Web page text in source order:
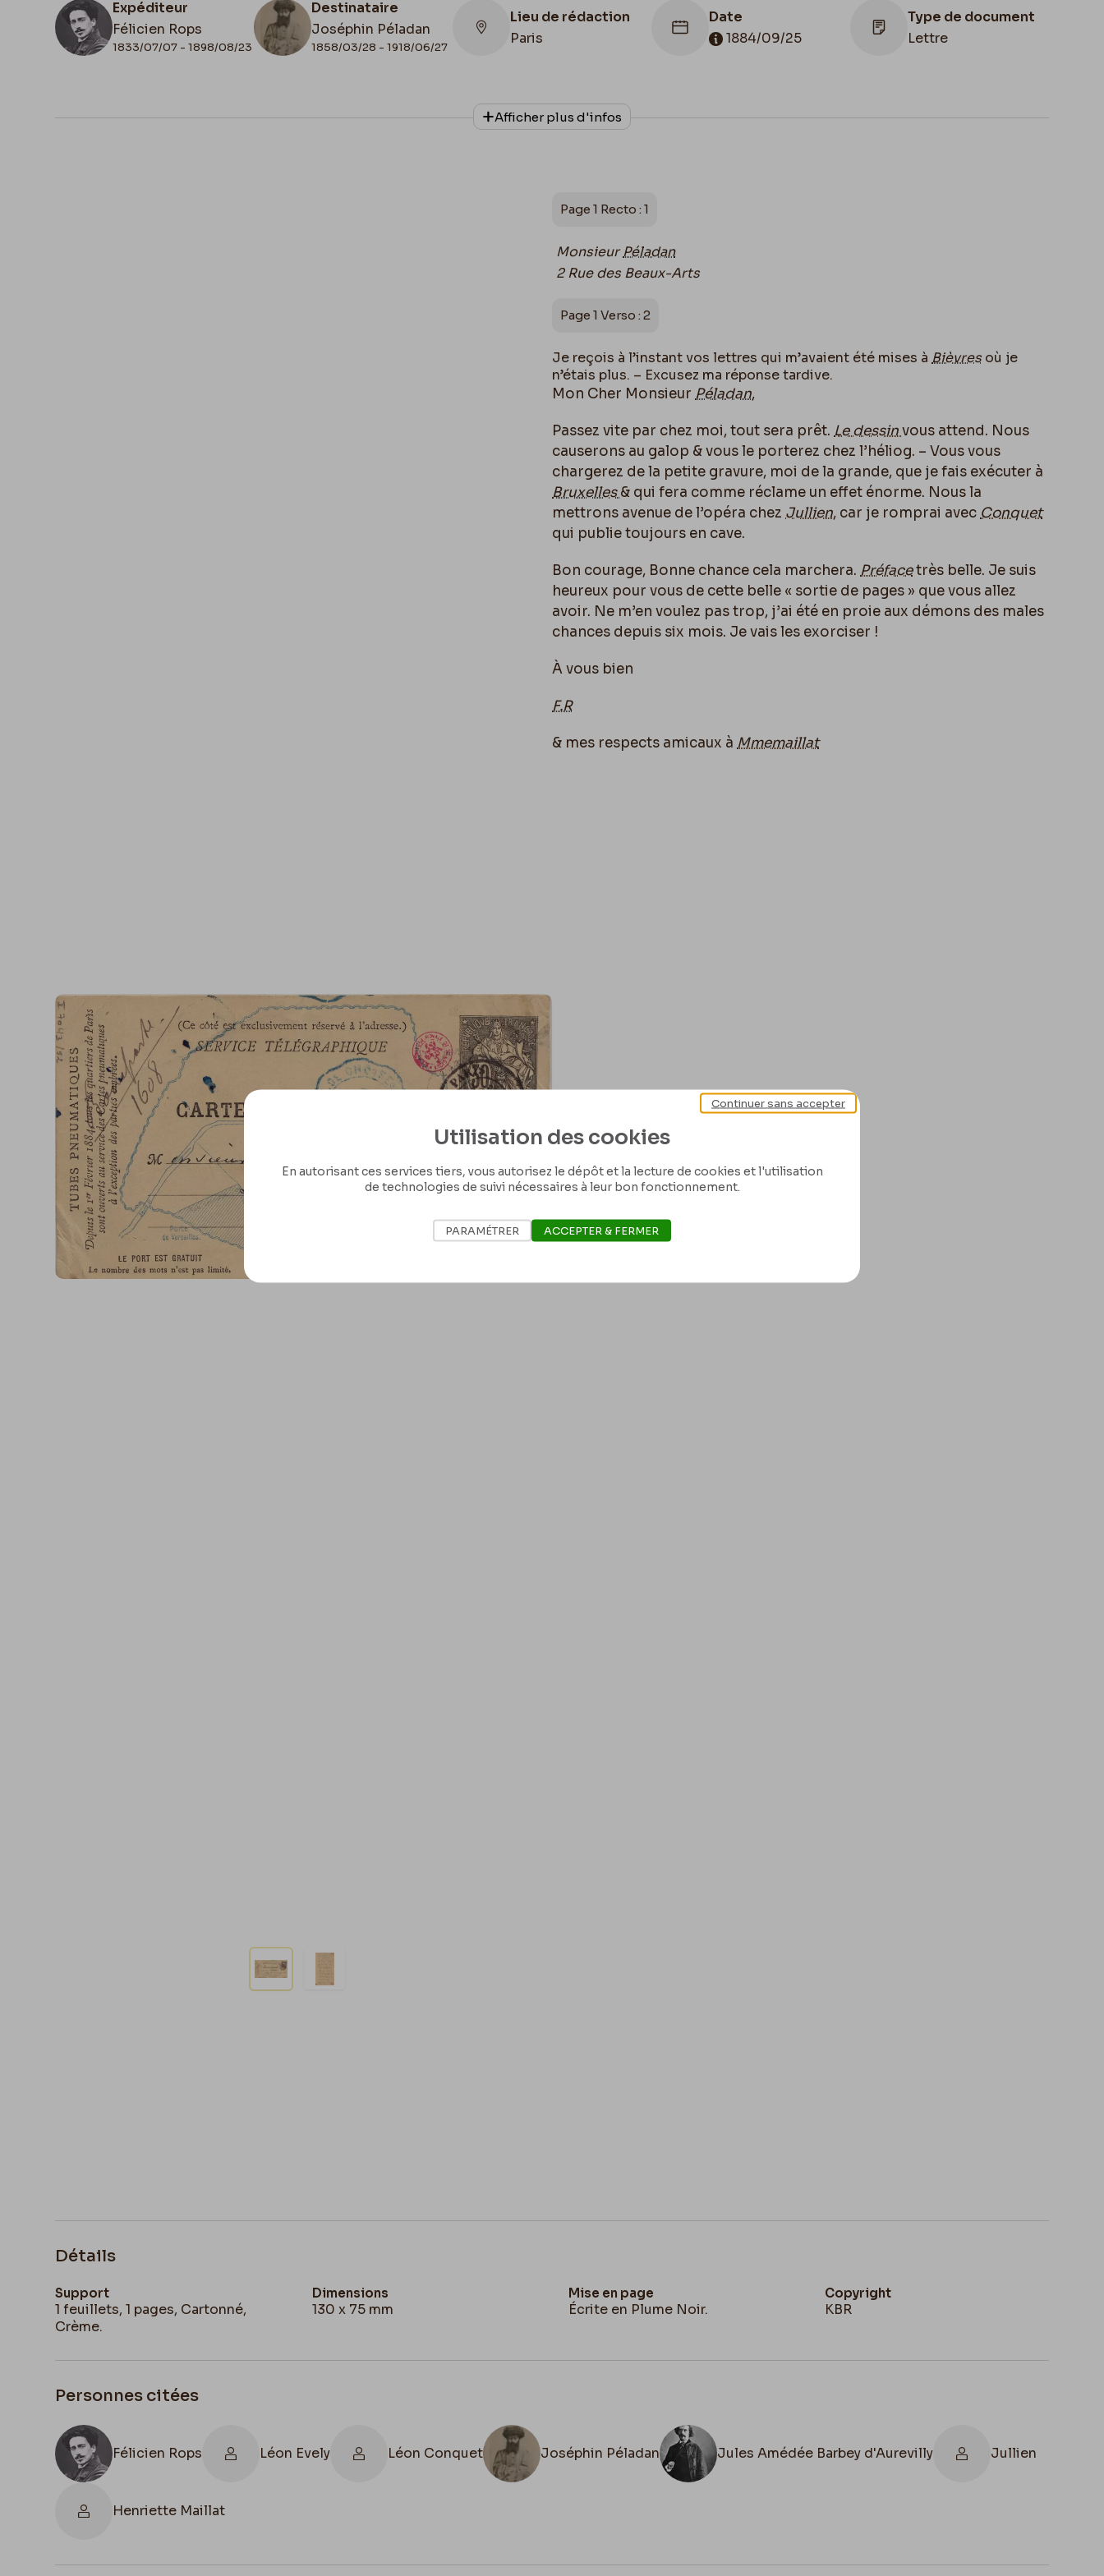
Expéditeur
Félicien Rops
1833/07/07 - 1898/08/23
Destinataire
Joséphin Péladan
1858/03/28 - 1918/06/27
Lieu de rédaction
Paris
Date
1884/09/25
Type de document
Lettre
Date de fin
1884/09/25
Afficher plus d'infos
Page 1 Recto : 1
MonsieurPéladan
2 Rue des Beaux-Arts
Page 1 Verso : 2
Je reçois à l’instant vos lettres qui m’avaient été mises à Bièvres où je
n’étais plus. – Excusez ma réponse tardive.
Mon Cher Monsieur Péladan,
Passez vite par chez moi, tout sera prêt. Le dessinvous attend. Nous
causerons au galop & vous le porterez chez l’héliog. – Vous vous
chargerez de la petite gravure, moi de la grande, que je fais exécuter à
Bruxelles& qui fera comme réclame un effet énorme. Nous la
mettrons avenue de l’opéra chez Jullien, car je romprai avec Conquet
qui publie toujours en cave.
Bon courage, Bonne chance cela marchera. Préfacetrès belle. Je suis
heureux pour vous de cette belle « sortie de pages » que vous allez
avoir. Ne m’en voulez pas trop, j’ai été en proie aux démons des males
chances depuis six mois. Je vais les exorciser !
À vous bien
F.R
& mes respects amicaux à Mmemaillat
Détails
Support
1 feuillets, 1 pages, Cartonné,
Crème.
Dimensions
130 x 75 mm
Mise en page
Écrite en Plume Noir.
Copyright
KBR
Personnes citées
Félicien Rops Léon Evely Léon Conquet Joséphin Péladan Jules Amédée Barbey d'Aurevilly Jullien
Henriette Maillat
Utilisation des cookies
En autorisant ces services tiers, vous autorisez le dépôt et la lecture de cookies et l'utilisation
de technologies de suivi nécessaires à leur bon fonctionnement.
Continuer sans accepter
PARAMÉTRER ACCEPTER & FERMER